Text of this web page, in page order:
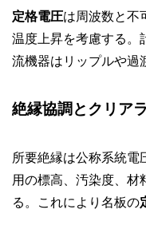
定格電圧は周波数と不
温度上昇を考慮する。
流機器はリップルや過
絶縁協調とクリア
所要絶縁は公称系統電
用の標高、汚染度、材
る。これにより名板の